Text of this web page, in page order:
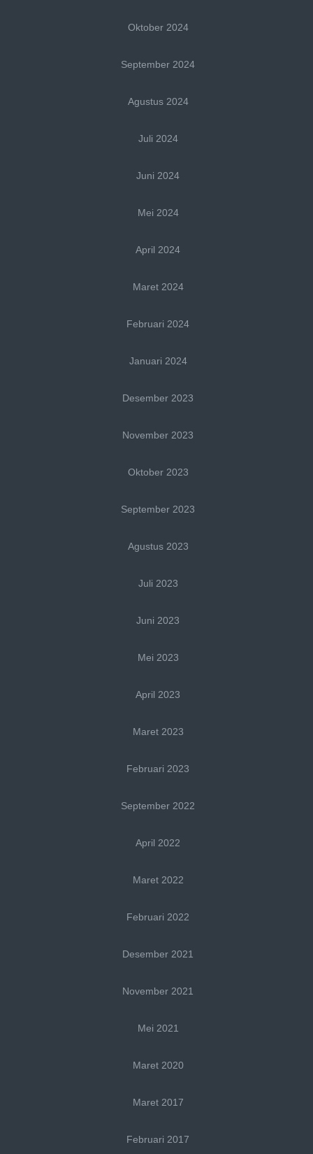
Oktober 2024
September 2024
Agustus 2024
Juli 2024
Juni 2024
Mei 2024
April 2024
Maret 2024
Februari 2024
Januari 2024
Desember 2023
November 2023
Oktober 2023
September 2023
Agustus 2023
Juli 2023
Juni 2023
Mei 2023
April 2023
Maret 2023
Februari 2023
September 2022
April 2022
Maret 2022
Februari 2022
Desember 2021
November 2021
Mei 2021
Maret 2020
Maret 2017
Februari 2017